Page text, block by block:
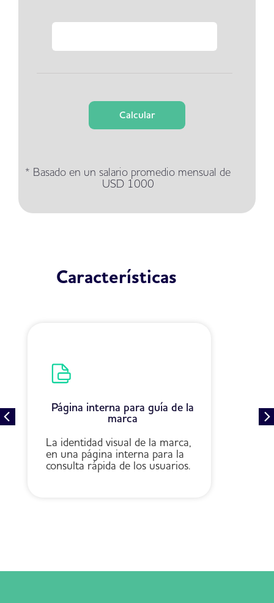
Calcular
* Basado en un salario promedio mensual de
USD 1000
Características
Importación masiva de
usuarios
Agrega rápidamente múltiples
usuarios a tu cuenta,
minimizando errores y
ahorrando tiempo.